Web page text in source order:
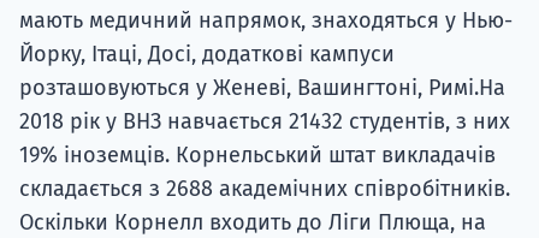
мають медичний напрямок, знаходяться у Нью-
Йорку, Ітаці, Досі, додаткові кампуси
розташовуються у Женеві, Вашингтоні, Римі.На
2018 рік у ВНЗ навчається 21432 студентів, з них
19% іноземців. Корнельський штат викладачів
складається з 2688 академічних співробітників.
Оскільки Корнелл входить до Ліги Плюща, на